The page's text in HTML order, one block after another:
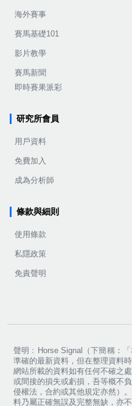
海外賽事
賽馬基礎101
影片教學
賽馬新聞
即時賽果派彩
研究所會員
用戶資料
免費加入
成為分析師
條款與細則
使用條款
私隱政策
免責聲明
聲明﹕Horse Signal（下簡稱：
準確的最新資料，但在整理資料
網站所載的資料如有任何不確之
或間接的損失或虧損，吾等概不
侵權法，合約或其他規定亦然）
料乃屬正確無誤及完整無缺，亦